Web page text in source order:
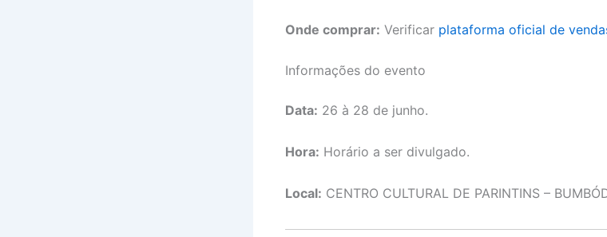
Onde comprar: Verificar plataforma oficial de
Informações do evento
Data: 26 à 28 de junho.
Hora: Horário a ser divulgado.
Local: CENTRO CULTURAL DE PARINTINS –